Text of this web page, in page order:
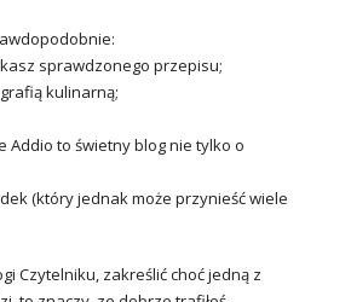
sprawdzonego przepisu;
kulinarną;
Addio to świetny blog nie tylko o
(który jednak może przynieść wiele
Czytelniku, zakreślić choć jedną z